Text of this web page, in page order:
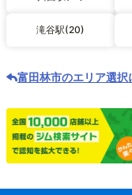
滝谷駅(20)
富田林市のエリア選択